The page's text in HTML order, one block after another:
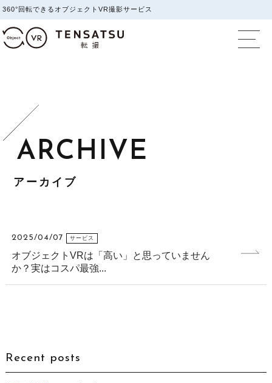
360°回転できるオブジェクトVR撮影サービス
オブジェクトVR
アーカイブ
2025/04/07 サービス
オブジェクトVRは「高い」と思っていません
か？実はコスパ最強...
Recent posts